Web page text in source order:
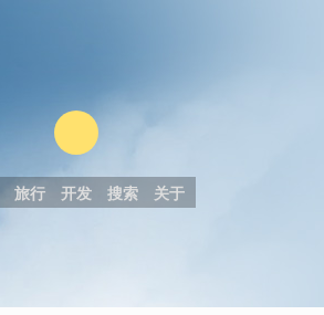
旅行 开发 搜索 关于